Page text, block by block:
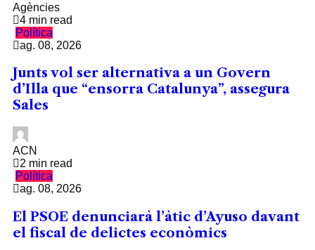
Agències
4 min read
Política
ag. 08, 2026
Junts vol ser alternativa a un Govern
d’Illa que “ensorra Catalunya”, assegura
Sales
ACN
2 min read
Política
ag. 08, 2026
El PSOE denunciarà l’àtic d’Ayuso davant
el fiscal de delictes econòmics